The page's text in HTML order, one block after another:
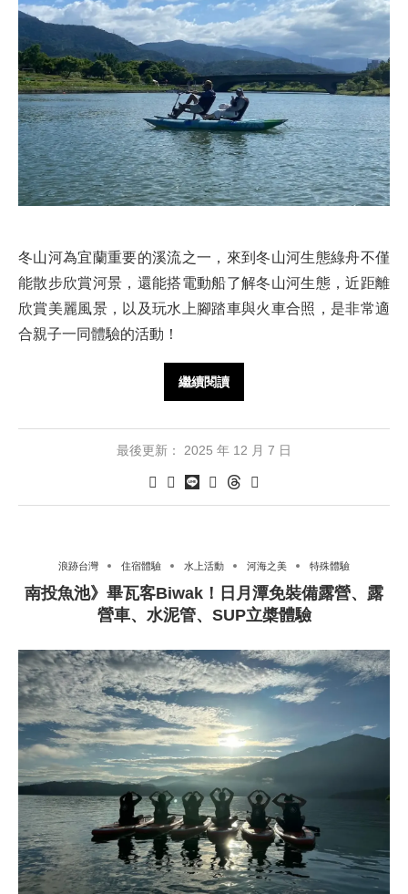
冬山河為宜蘭重要的溪流之一，來到冬山河生態綠舟不僅
能散步欣賞河景，還能搭電動船了解冬山河生態，近距離
欣賞美麗風景，以及玩水上腳踏車與火車合照，是非常適
合親子一同體驗的活動！
繼續閱讀
最後更新： 2025 年 12 月 7 日
浪跡台灣 住宿體驗 水上活動 河海之美 特殊體驗
南投魚池》畢瓦客Biwak！日月潭免裝備露營、露
營車、水泥管、SUP立槳體驗